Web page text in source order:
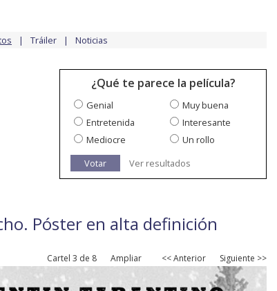
Tráiler Noticias
¿Qué te parece la película?
Genial
Muy buena
Entretenida
Interesante
Mediocre
Un rollo
Votar
Ver resultados
Póster en alta definición
Cartel 3 de 8 Ampliar << Anterior Siguiente >>